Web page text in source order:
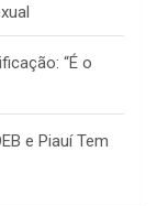
“É o
e Piauí Tem